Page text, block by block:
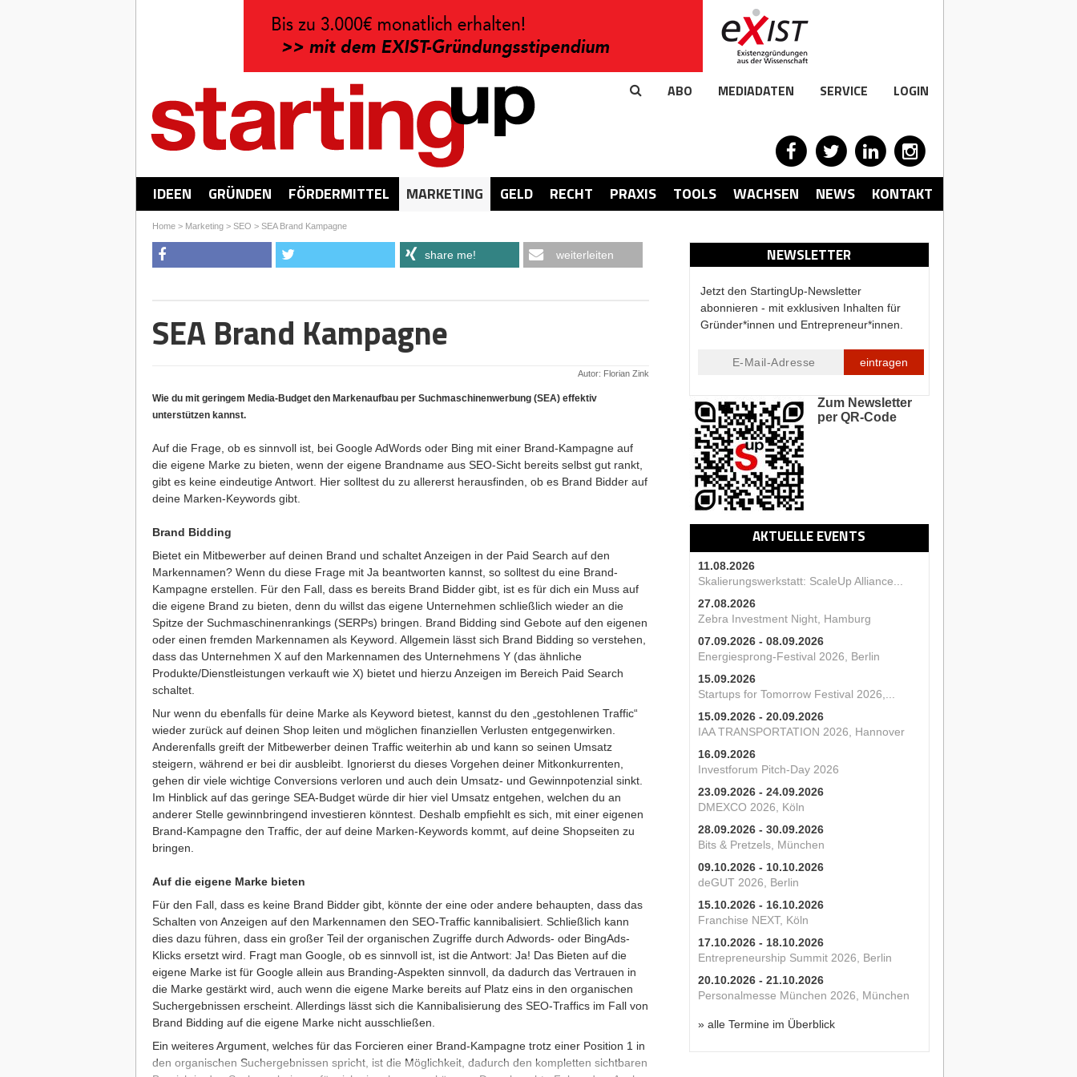
ABO MEDIADATEN SERVICE LOGIN
IDEEN GRÜNDEN FÖRDERMITTEL MARKETING GELD RECHT PRAXIS TOOLS WACHSEN NEWS KONTAKT
Home> Marketing> SEO > SEA Brand Kampagne
NEWSLETTER
Jetzt den StartingUp-Newsletter
abonnieren - mit exklusiven Inhalten für
Gründer*innen und Entrepreneur*innen.
eintragen
Zum Newsletter
per QR-Code
AKTUELLE EVENTS
11.08.2026
Skalierungswerkstatt: ScaleUp Alliance...
27.08.2026
Zebra Investment Night, Hamburg
07.09.2026 - 08.09.2026
Energiesprong-Festival 2026, Berlin
15.09.2026
Startups for Tomorrow Festival 2026,...
15.09.2026 - 20.09.2026
IAA TRANSPORTATION 2026, Hannover
16.09.2026
Investforum Pitch-Day 2026
23.09.2026 - 24.09.2026
DMEXCO 2026, Köln
28.09.2026 - 30.09.2026
Bits & Pretzels, München
09.10.2026 - 10.10.2026
deGUT 2026, Berlin
15.10.2026 - 16.10.2026
Franchise NEXT, Köln
17.10.2026 - 18.10.2026
Entrepreneurship Summit 2026, Berlin
20.10.2026 - 21.10.2026
Personalmesse München 2026, München
» alle Termine im Überblick
share me! weiterleiten
SEA Brand Kampagne
Autor: Florian Zink
Wie du mit geringem Media-Budget den Markenaufbau per Suchmaschinenwerbung (SEA) effektiv
unterstützen kannst.
Auf die Frage, ob es sinnvoll ist, bei Google AdWords oder Bing mit einer Brand-Kampagne auf
die eigene Marke zu bieten, wenn der eigene Brandname aus SEO-Sicht bereits selbst gut rankt,
gibt es keine eindeutige Antwort. Hier solltest du zu allererst herausfinden, ob es Brand Bidder auf
deine Marken-Keywords gibt.
Brand Bidding
Bietet ein Mitbewerber auf deinen Brand und schaltet Anzeigen in der Paid Search auf den
Markennamen? Wenn du diese Frage mit Ja beantworten kannst, so solltest du eine Brand-
Kampagne erstellen. Für den Fall, dass es bereits Brand Bidder gibt, ist es für dich ein Muss auf
die eigene Brand zu bieten, denn du willst das eigene Unternehmen schließlich wieder an die
Spitze der Suchmaschinenrankings (SERPs) bringen. Brand Bidding sind Gebote auf den eigenen
oder einen fremden Markennamen als Keyword. Allgemein lässt sich Brand Bidding so verstehen,
dass das Unternehmen X auf den Markennamen des Unternehmens Y (das ähnliche
Produkte/Dienstleistungen verkauft wie X) bietet und hierzu Anzeigen im Bereich Paid Search
schaltet.
Nur wenn du ebenfalls für deine Marke als Keyword bietest, kannst du den „gestohlenen Traffic“
wieder zurück auf deinen Shop leiten und möglichen finanziellen Verlusten entgegenwirken.
Anderenfalls greift der Mitbewerber deinen Traffic weiterhin ab und kann so seinen Umsatz
steigern, während er bei dir ausbleibt. Ignorierst du dieses Vorgehen deiner Mitkonkurrenten,
gehen dir viele wichtige Conversions verloren und auch dein Umsatz- und Gewinnpotenzial sinkt.
Im Hinblick auf das geringe SEA-Budget würde dir hier viel Umsatz entgehen, welchen du an
anderer Stelle gewinnbringend investieren könntest. Deshalb empfiehlt es sich, mit einer eigenen
Brand-Kampagne den Traffic, der auf deine Marken-Keywords kommt, auf deine Shopseiten zu
bringen.
Auf die eigene Marke bieten
Für den Fall, dass es keine Brand Bidder gibt, könnte der eine oder andere behaupten, dass das
Schalten von Anzeigen auf den Markennamen den SEO-Traffic kannibalisiert. Schließlich kann
dies dazu führen, dass ein großer Teil der organischen Zugriffe durch Adwords- oder BingAds-
Klicks ersetzt wird. Fragt man Google, ob es sinnvoll ist, ist die Antwort: Ja! Das Bieten auf die
eigene Marke ist für Google allein aus Branding-Aspekten sinnvoll, da dadurch das Vertrauen in
die Marke gestärkt wird, auch wenn die eigene Marke bereits auf Platz eins in den organischen
Suchergebnissen erscheint. Allerdings lässt sich die Kannibalisierung des SEO-Traffics im Fall von
Brand Bidding auf die eigene Marke nicht ausschließen.
Ein weiteres Argument, welches für das Forcieren einer Brand-Kampagne trotz einer Position 1 in
den organischen Suchergebnissen spricht, ist die Möglichkeit, dadurch den kompletten sichtbaren